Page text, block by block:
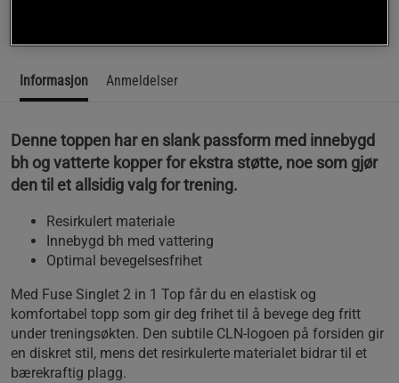
Informasjon Anmeldelser
Denne toppen har en slank passform med innebygd
bh og vatterte kopper for ekstra støtte, noe som gjør
den til et allsidig valg for trening.
Resirkulert materiale
Innebygd bh med vattering
Optimal bevegelsesfrihet
Med Fuse Singlet 2 in 1 Top får du en elastisk og
komfortabel topp som gir deg frihet til å bevege deg fritt
under treningsøkten. Den subtile CLN-logoen på forsiden gir
en diskret stil, mens det resirkulerte materialet bidrar til et
bærekraftig plagg.